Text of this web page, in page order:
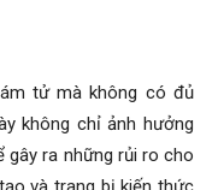
tử mà không có đủ
không chỉ ảnh hưởng
ra những rủi ro cho